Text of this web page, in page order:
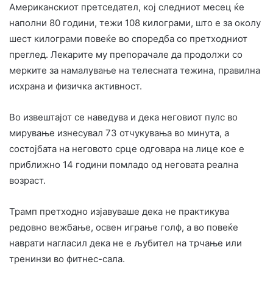
Американскиот претседател, кој следниот месец ќе
наполни 80 години, тежи 108 килограми, што е за околу
шест килограми повеќе во споредба со претходниот
преглед. Лекарите му препорачале да продолжи со
мерките за намалување на телесната тежина, правилна
исхрана и физичка активност.
Во извештајот се наведува и дека неговиот пулс во
мирување изнесувал 73 отчукувања во минута, а
состојбата на неговото срце одговара на лице кое е
приближно 14 години помладо од неговата реална
возраст.
Трамп претходно изјавуваше дека не практикува
редовно вежбање, освен играње голф, а во повеќе
наврати нагласил дека не е љубител на трчање или
тренинзи во фитнес-сала.